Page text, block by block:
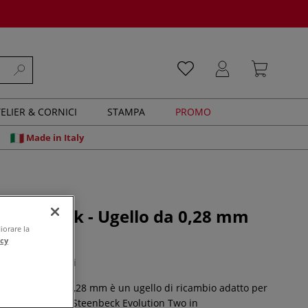
& CORNICI STAMPA PROMO
Made in Italy
Steenbeck - Ugello da 0,28 mm
0 recensioni
Steenbeck da 0,28 mm è un ugello di ricambio adatto per
Harder & Steenbeck Evolution Two in
la